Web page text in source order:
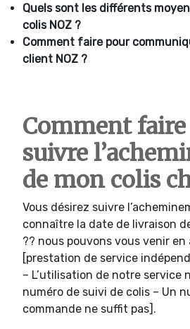
Quels sont les différents
colis NOZ ?
Comment faire pour
client NOZ ?
Comment
suivre
de mon colis
Vous désirez suivre
connaître la date de livraison
?? nous pouvons vous venir
[prestation de service
– L’utilisation de notre service
numéro de suivi de colis – Un
commande ne suffit pas].